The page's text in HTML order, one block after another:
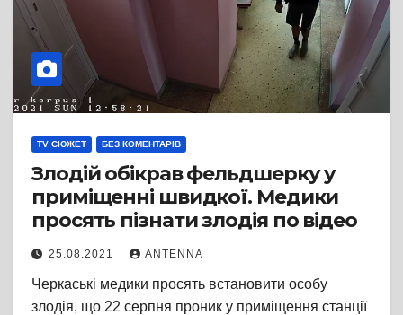
TV СЮЖЕТ БЕЗ КОМЕНТАРІВ
Злодій обікрав фельдшерку у
приміщенні швидкої. Медики
просять пізнати злодія по відео
25.08.2021 ANTENNA
Черкаські медики просять встановити особу
злодія, що 22 серпня проник у приміщення станції